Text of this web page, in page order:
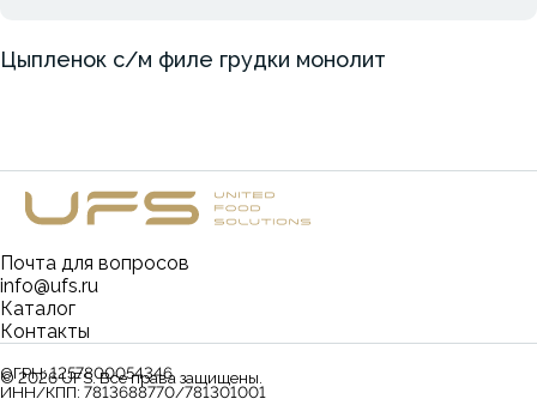
Цыпленок с/м филе грудки монолит
Каталог
Контакты
Почта для вопросов
info@ufs.ru
©2026UFS. Все права защищены.
ОГРН:1257800054346
ИНН/КПП: 7813688770/781301001